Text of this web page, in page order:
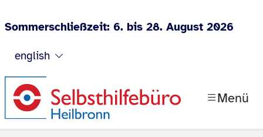
Jump to content
Sommerschließzeit: 6. bis 28. August 2026
english
Menü